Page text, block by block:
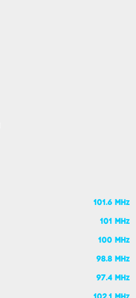
101.6 MHz
101 MHz
100 MHz
98.8 MHz
97.4 MHz